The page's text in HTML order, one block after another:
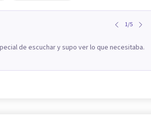
1/5
de escuchar y supo ver lo que necesitaba.